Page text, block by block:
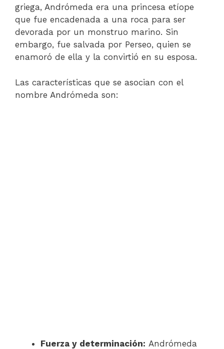
griega, Andrómeda era una princesa etíope
que fue encadenada a una roca para ser
devorada por un monstruo marino. Sin
embargo, fue salvada por Perseo, quien se
enamoró de ella y la convirtió en su esposa.
Las características que se asocian con el
nombre Andrómeda son:
Fuerza y determinación: Andrómeda